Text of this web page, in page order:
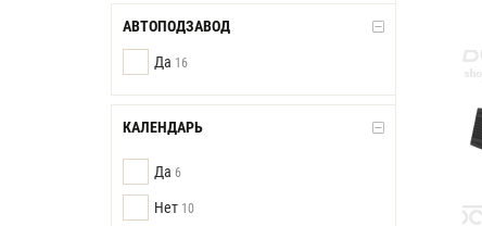
АВТОПОДЗАВОД
Да 16
КАЛЕНДАРЬ
Да 6
Нет 10